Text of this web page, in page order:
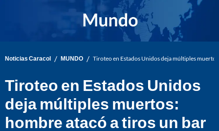
Noticias Caracol / MUNDO / Tiroteo en Estados Unidos deja múltiples
Tiroteo en Estados Unidos
deja múltiples muertos:
hombre atacó a tiros un bar